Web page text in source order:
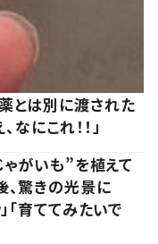
とは別に渡された
にこれ！！」
がいも”を植えて
驚きの光景に
「育ててみたいで